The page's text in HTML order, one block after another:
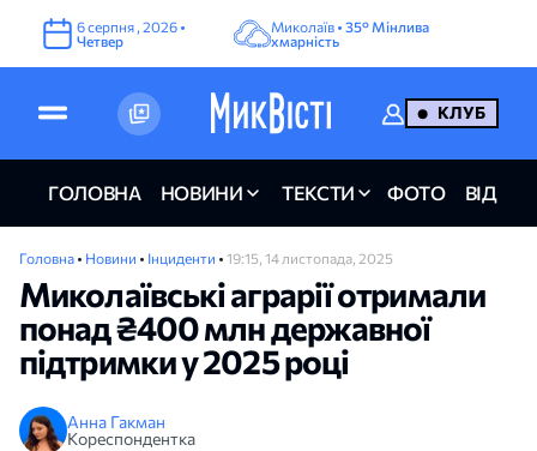
6серпня , 2026 •
Четвер
Миколаїв •35° Мінлива
хмарність
КЛУБ
ГОЛОВНА НОВИНИ ТЕКСТИ ФОТО ВІДЕО
Головна • Новини • Інциденти • 19:15, 14 листопада, 2025
Миколаївські аграрії отримали
понад ₴400 млн державної
підтримки у 2025 році
Анна Гакман
Кореспондентка